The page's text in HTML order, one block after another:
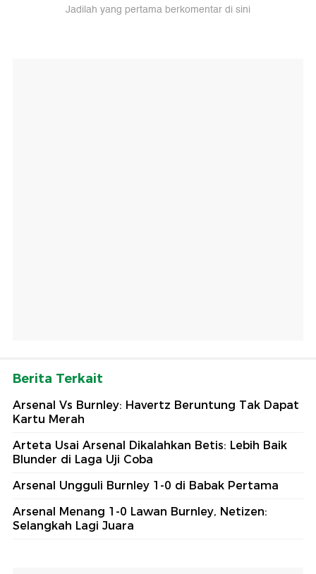
Jadilah yang pertama berkomentar di sini
Berita Terkait
Arsenal Vs Burnley: Havertz Beruntung Tak Dapat
Kartu Merah
Arteta Usai Arsenal Dikalahkan Betis: Lebih Baik
Blunder di Laga Uji Coba
Arsenal Ungguli Burnley 1-0 di Babak Pertama
Arsenal Menang 1-0 Lawan Burnley, Netizen:
Selangkah Lagi Juara